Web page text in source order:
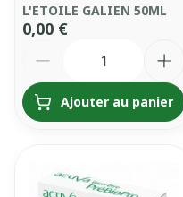
L'ETOILE GALIEN 50ML
0,00 €
Ajouter au panier